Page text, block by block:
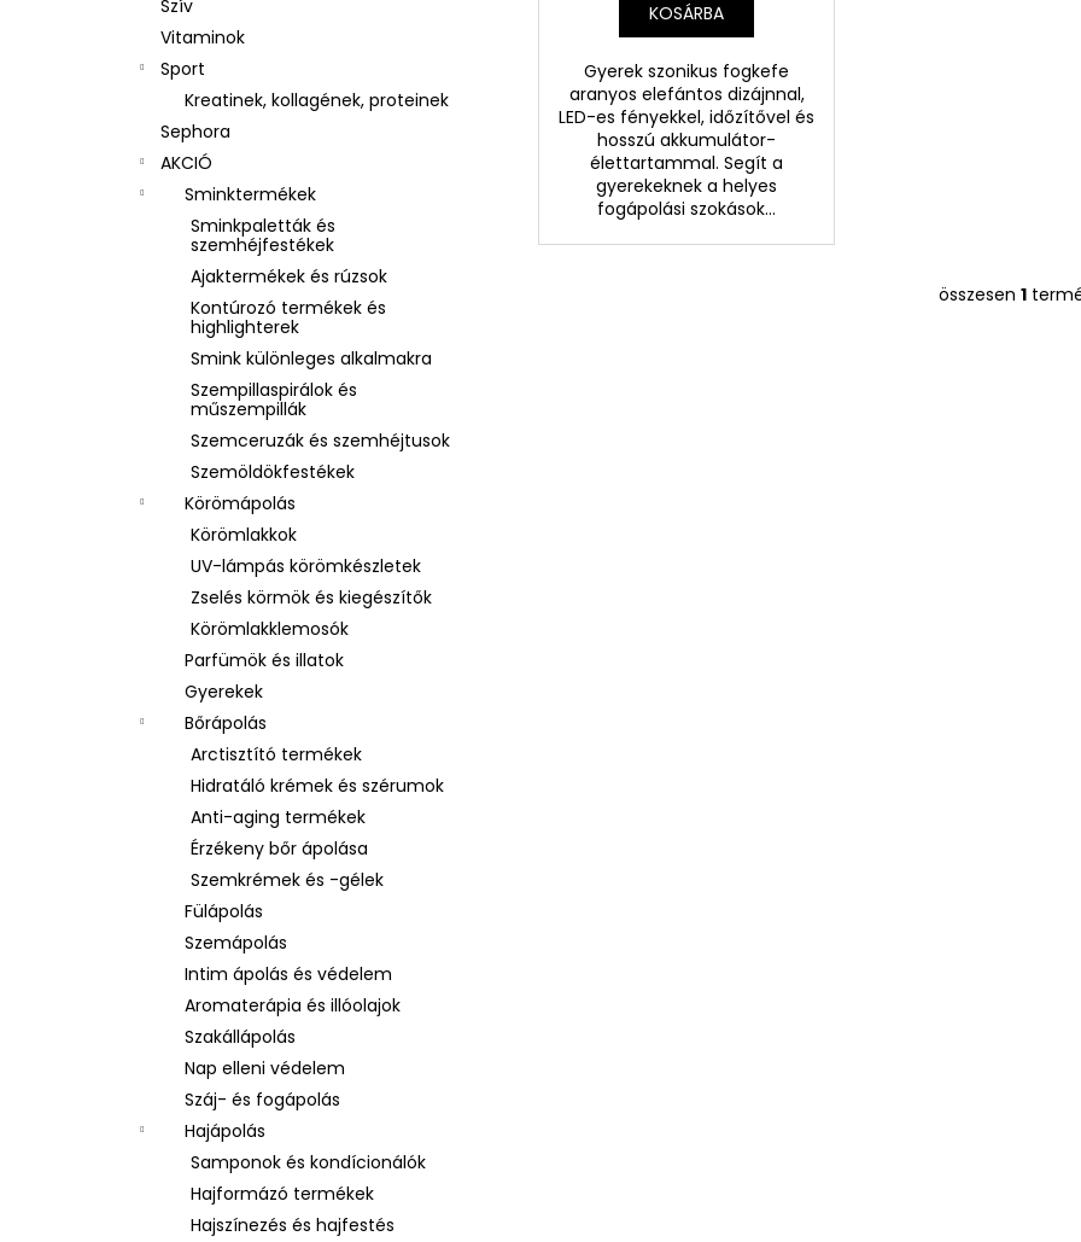
Szív
Vitaminok
Sport
Kreatinek, kollagének, proteinek
Sephora
AKCIÓ
Sminktermékek
Sminkpaletták és
szemhéjfestékek
Ajaktermékek és rúzsok
Kontúrozó termékek és
highlighterek
Smink különleges alkalmakra
Szempillaspirálok és
műszempillák
Szemceruzák és szemhéjtusok
Szemöldökfestékek
Körömápolás
Körömlakkok
UV-lámpás körömkészletek
Zselés körmök és kiegészítők
Körömlakklemosók
Parfümök és illatok
Gyerekek
Bőrápolás
Arctisztító termékek
Hidratáló krémek és szérumok
Anti-aging termékek
Érzékeny bőr ápolása
Szemkrémek és -gélek
Fülápolás
Szemápolás
Intim ápolás és védelem
Aromaterápia és illóolajok
Szakállápolás
Nap elleni védelem
Száj- és fogápolás
Hajápolás
Samponok és kondícionálók
Hajformázó termékek
Hajszínezés és hajfestés
KOSÁRBA
Gyerek szonikus fogkefe
aranyos elefántos dizájnnal,
LED-es fényekkel, időzítővel és
hosszú akkumulátor-
élettartammal. Segít a
gyerekeknek a helyes
fogápolási szokások...
L
összesen 1